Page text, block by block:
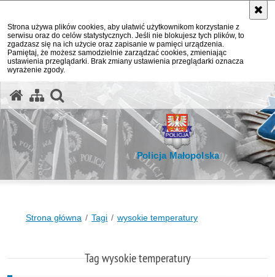
Strona używa plików cookies, aby ułatwić użytkownikom korzystanie z
serwisu oraz do celów statystycznych. Jeśli nie blokujesz tych plików, to
zgadzasz się na ich użycie oraz zapisanie w pamięci urządzenia.
Pamiętaj, że możesz samodzielnie zarządzać cookies, zmieniając
ustawienia przeglądarki. Brak zmiany ustawienia przeglądarki oznacza
wyrażenie zgody.
Policja Małopolska
Strona główna Tagi wysokie temperatury
Tag wysokie temperatury